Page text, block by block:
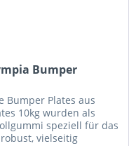
Bumper
Bumper Plates aus
10kg wurden als
speziell für das
vielseitig